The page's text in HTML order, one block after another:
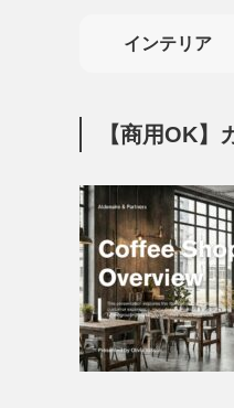
インテリア
【商用OK】